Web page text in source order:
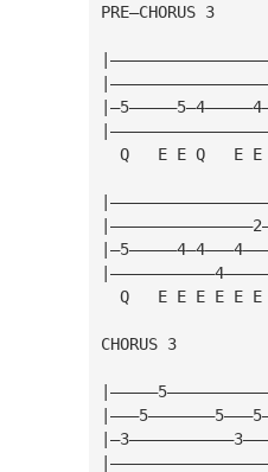
PRE—CHORUS 3
Q   E E Q   E
Q   E E E E E
CHORUS 3